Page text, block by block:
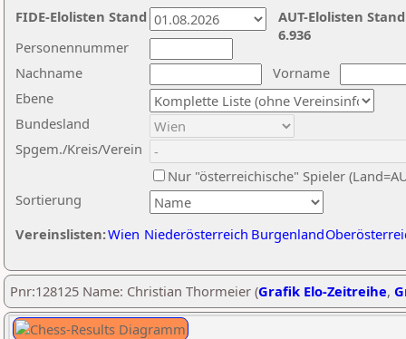
Nachname
Vorname
Ebene
Sortierung
Personennummer
Bundesland
Spgem./Kreis/Verein
Nur "österreichische" Spieler
Vereinslisten:Wien Niederösterreich Burgenland
AUT-Elolisten
6.936
FIDE-Elolisten Stand
Pnr:128125 Name: Christian Thormeier (Grafik Elo-Zeitreihe,